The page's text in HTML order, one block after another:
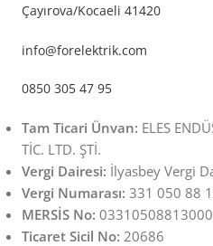
Çayırova/Kocaeli 41420
info@forelektrik.com
0850 305 47 95
Tam Ticari Ünvan: ELES
TİC. LTD. ŞTİ.
Vergi Dairesi: İlyasbey Vergi
Vergi Numarası: 331 050 88
MERSİS No:
Ticaret Sicil No: 20686